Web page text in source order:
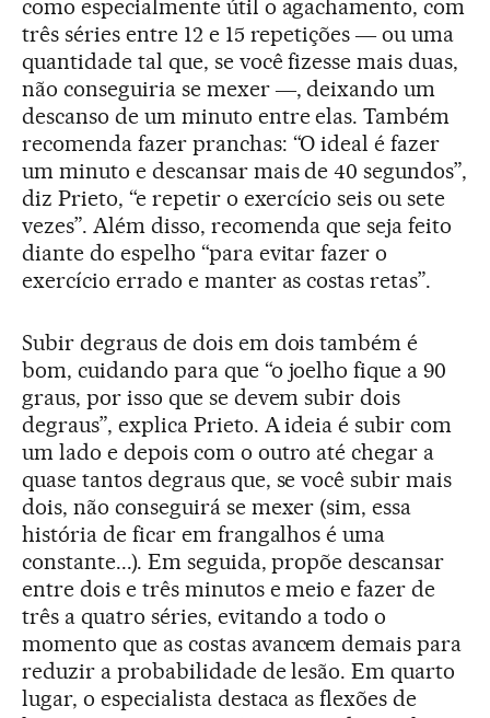
como especialmente útil o agachamento, com
três séries entre 12 e 15 repetições ― ou uma
quantidade tal que, se você fizesse mais duas,
não conseguiria se mexer ―, deixando um
descanso de um minuto entre elas. Também
recomenda fazer pranchas: “O ideal é fazer
um minuto e descansar mais de 40 segundos”,
diz Prieto, “e repetir o exercício seis ou sete
vezes”. Além disso, recomenda que seja feito
diante do espelho “para evitar fazer o
exercício errado e manter as costas retas”.
Subir degraus de dois em dois também é
bom, cuidando para que “o joelho fique a 90
graus, por isso que se devem subir dois
degraus”, explica Prieto. A ideia é subir com
um lado e depois com o outro até chegar a
quase tantos degraus que, se você subir mais
dois, não conseguirá se mexer (sim, essa
história de ficar em frangalhos é uma
constante...). Em seguida, propõe descansar
entre dois e três minutos e meio e fazer de
três a quatro séries, evitando a todo o
momento que as costas avancem demais para
reduzir a probabilidade de lesão. Em quarto
lugar, o especialista destaca as flexões de